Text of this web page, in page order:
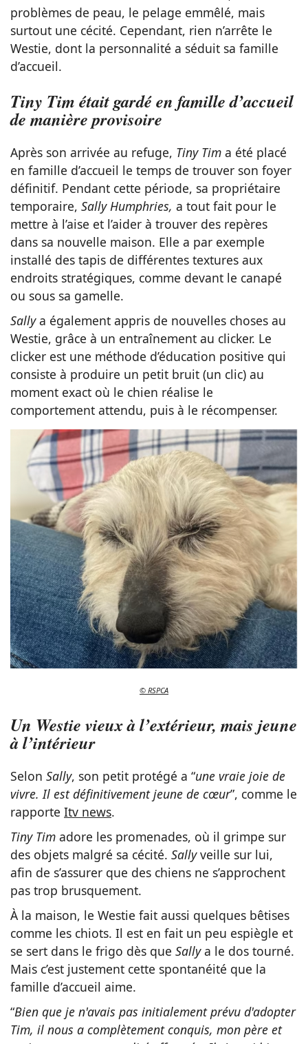
problèmes de peau, le pelage emmêlé, mais
surtout une cécité. Cependant, rien n’arrête le
Westie, dont la personnalité a séduit sa famille
d’accueil.
Tiny Tim était gardé en famille d’accueil
de manière provisoire
Après son arrivée au refuge, Tiny Tim a été placé
en famille d’accueil le temps de trouver son foyer
définitif. Pendant cette période, sa propriétaire
temporaire, Sally Humphries, a tout fait pour le
mettre à l’aise et l’aider à trouver des repères
dans sa nouvelle maison. Elle a par exemple
installé des tapis de différentes textures aux
endroits stratégiques, comme devant le canapé
ou sous sa gamelle.
Sallya également appris de nouvelles choses au
Westie, grâce à un entraînement au clicker. Le
clicker est une méthode d’éducation positive qui
consiste à produire un petit bruit (un clic) au
moment exact où le chien réalise le
comportement attendu, puis à le récompenser.
© RSPCA
Un Westie vieux à l’extérieur, mais jeune
à l’intérieur
Selon Sally, son petit protégé a “une vraie joie de
vivre. Il est définitivement jeune de cœur”, comme le
rapporte Itv news.
Tiny Tim adore les promenades, où il grimpe sur
des objets malgré sa cécité. Sallyveille sur lui,
afin de s’assurer que des chiens ne s’approchent
pas trop brusquement.
À la maison, le Westie fait aussi quelques bêtises
comme les chiots. Il est en fait un peu espiègle et
se sert dans le frigo dès que Sallya le dos tourné.
Mais c’est justement cette spontanéité que la
famille d’accueil aime.
“Bien que je n'avais pas initialement prévu d'adopter
Tim, il nous a complètement conquis, mon père et